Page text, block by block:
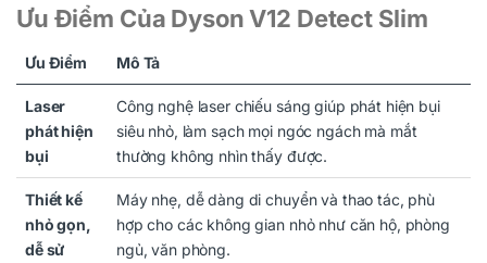
Ưu Điểm Của Dyson V12 Detect Slim
Ưu Điểm Mô Tả
Laser
phát hiện
bụi
Công nghệ laser chiếu sáng giúp phát hiện bụi
siêu nhỏ, làm sạch mọi ngóc ngách mà mắt
thường không nhìn thấy được.
Thiết kế
nhỏ gọn,
dễ sử
Máy nhẹ, dễ dàng di chuyển và thao tác, phù
hợp cho các không gian nhỏ như căn hộ, phòng
ngủ, văn phòng.